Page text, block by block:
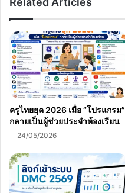
ครูไทยยุค 2026 เมื่อ “โปรแกรม”
กลายเป็นผู้ช่วยประจำห้องเรียน
24/05/2026